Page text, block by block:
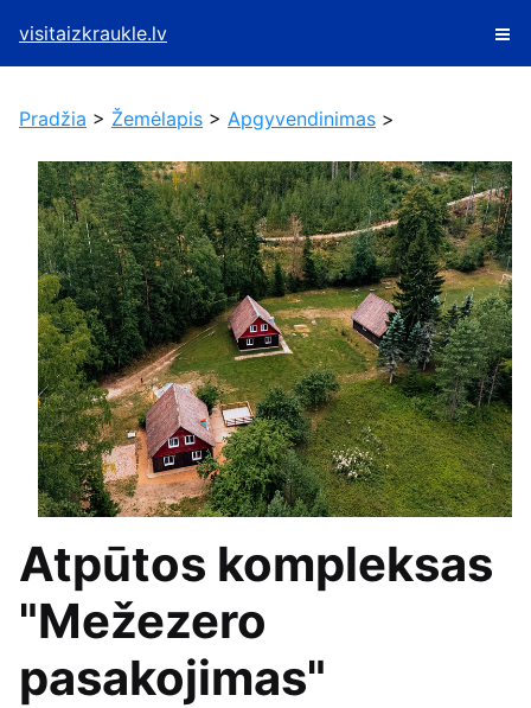
visitaizkraukle.lv
Pradžia > Žemėlapis > Apgyvendinimas >
Atpūtos kompleksas
"Mežezero
pasakojimas"